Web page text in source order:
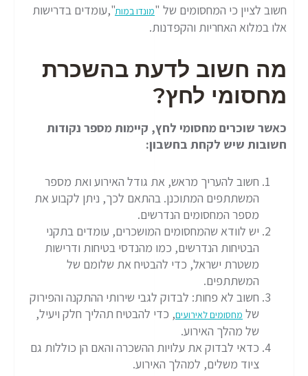
חשוב לציין כי המחסומים של "מונדו במות",עומדים בדרישות
אלו במלוא האחריות והקפדנות.
מה חשוב לדעת בהשכרת
מחסומי לחץ?
כאשר שוכרים מחסומי לחץ, קיימות מספר נקודות
חשובות שיש לקחת בחשבון:
חשוב להעריך מראש, את גודל האירוע ואת מספר
המשתתפים המתוכנן. בהתאם לכך, ניתן לקבוע את
מספר המחסומים הנדרשים.
יש לוודא שהמחסומים המושכרים, עומדים בתקני
הבטיחות הנדרשים, כמו מהנדסי בטיחות ודרישות
משטרת ישראל, כדי להבטיח את שלומם של
המשתתפים.
חשוב לא פחות: לבדוק לגבי שירותי ההתקנה והפירוק
של מחסומים לאירועים, כדי להבטיח תהליך חלק ויעיל,
של מהלך האירוע.
כדאי לבדוק את עלויות ההשכרה והאם הן כוללות גם
ציוד משלים, למהלך האירוע.